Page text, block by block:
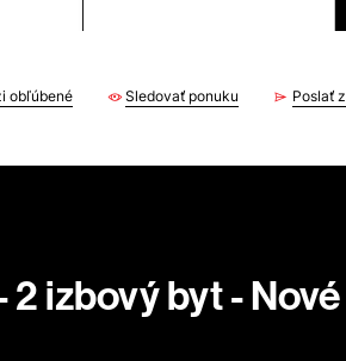
obľúbené Sledovať ponuku Poslať
2 izbový byt -